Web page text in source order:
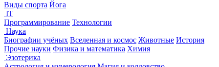
Виды спорта Йога
IT
Программирование Технологии
Наука
Биографии учёных Вселенная и космос Животные История
Прочие науки Физика и математика Химия
Эзотерика